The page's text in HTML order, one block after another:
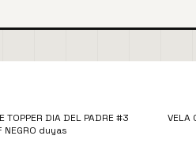
TOPPER DIA DEL PADRE #3
NEGRO duyas
VELA